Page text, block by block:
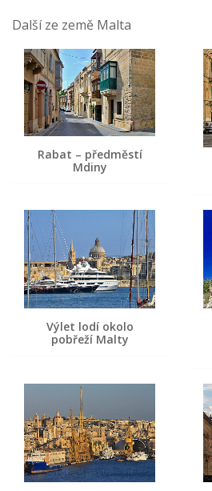
Další ze země Malta
Rabat – předměstí
Mdiny
Výlet lodí okolo
pobřeží Malty